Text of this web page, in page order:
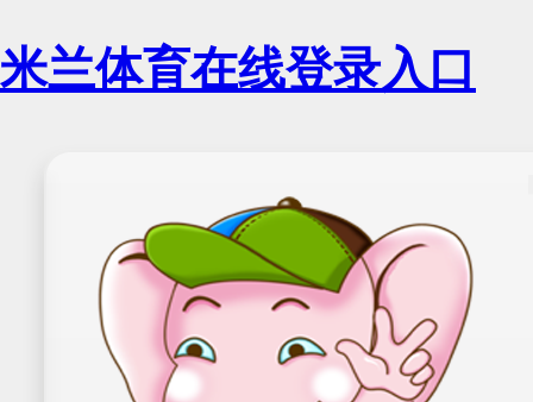
米兰体育在线登录入口